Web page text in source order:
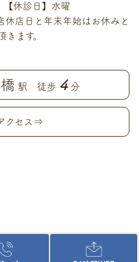
休診日】水曜
店日と年末年始はお休みと
きます。
駅 徒歩 4 分
クセス⇒
ら、土日祝日も診療、キッズスペ